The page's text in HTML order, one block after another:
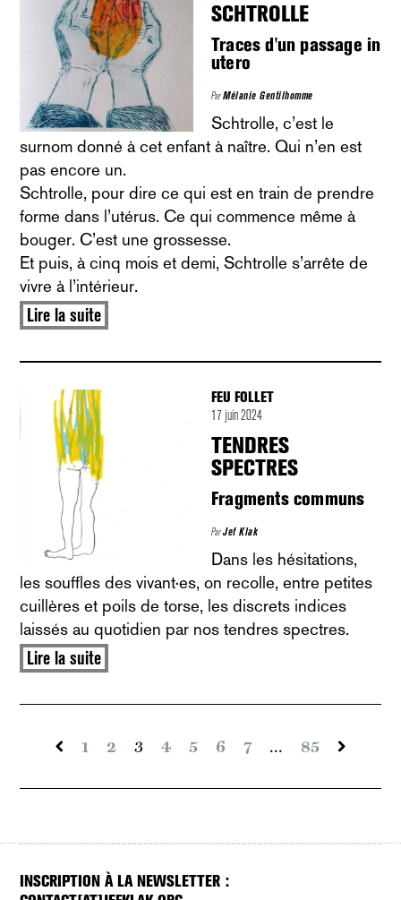
SCHTROLLE
Traces d'un passage in
utero
ParMélanie Gentilhomme
Schtrolle, c’est le
surnom donné à cet enfant à naître. Qui n’en est
pas encore un.
Schtrolle, pour dire ce qui est en train de prendre
forme dans l’utérus. Ce qui commence même à
bouger. C’est une grossesse.
Et puis, à cinq mois et demi, Schtrolle s’arrête de
vivre à l’intérieur.
Lire la suite
FEU FOLLET
17 juin 2024
TENDRES
SPECTRES
Fragments communs
ParJef Klak
Dans les hésitations,
les souffles des vivant·es, on recolle, entre petites
cuillères et poils de torse, les discrets indices
laissés au quotidien par nos tendres spectres.
Lire la suite
1 2 3 4 5 6 7 ... 85
INSCRIPTION À LA NEWSLETTER :